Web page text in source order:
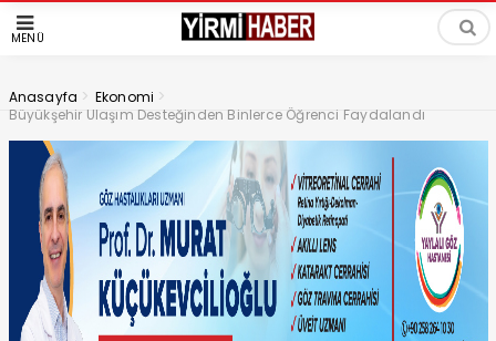
MENÜ
Anasayfa > Ekonomi >
Büyükşehir Ulaşım Desteğinden Binlerce Öğrenci Faydalandı